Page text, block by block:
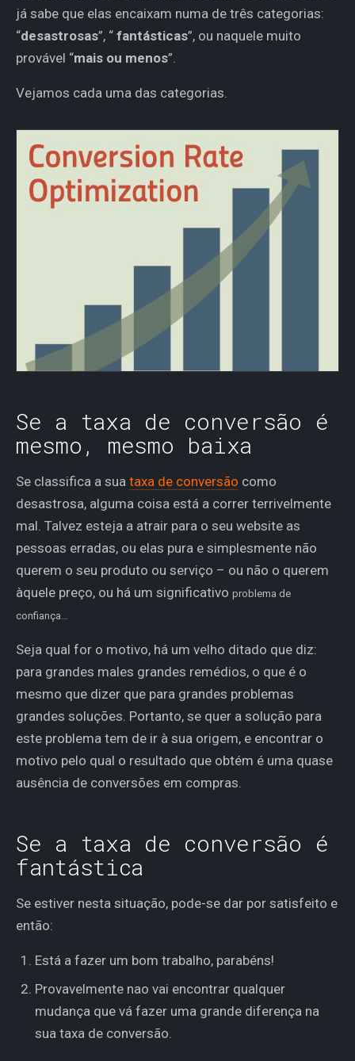
já sabe que elas encaixam numa de três categorias:
“desastrosas”, “ fantásticas”, ou naquele muito
provável “mais ou menos”.
Vejamos cada uma das categorias.
Se a taxa de conversão é
mesmo, mesmo baixa
Se classifica a sua taxa de conversão como
desastrosa, alguma coisa está a correr terrivelmente
mal. Talvez esteja a atrair para o seu website as
pessoas erradas, ou elas pura e simplesmente não
querem o seu produto ou serviço – ou não o querem
àquele preço, ou há um significativo problema de
confiança…
Seja qual for o motivo, há um velho ditado que diz:
para grandes males grandes remédios, o que é o
mesmo que dizer que para grandes problemas
grandes soluções. Portanto, se quer a solução para
este problema tem de ir à sua origem, e encontrar o
motivo pelo qual o resultado que obtém é uma quase
ausência de conversões em compras.
Se a taxa de conversão é
fantástica
Se estiver nesta situação, pode-se dar por satisfeito e
então:
Está a fazer um bom trabalho, parabéns!
Provavelmente nao vai encontrar qualquer
mudança que vá fazer uma grande diferença na
sua taxa de conversão.